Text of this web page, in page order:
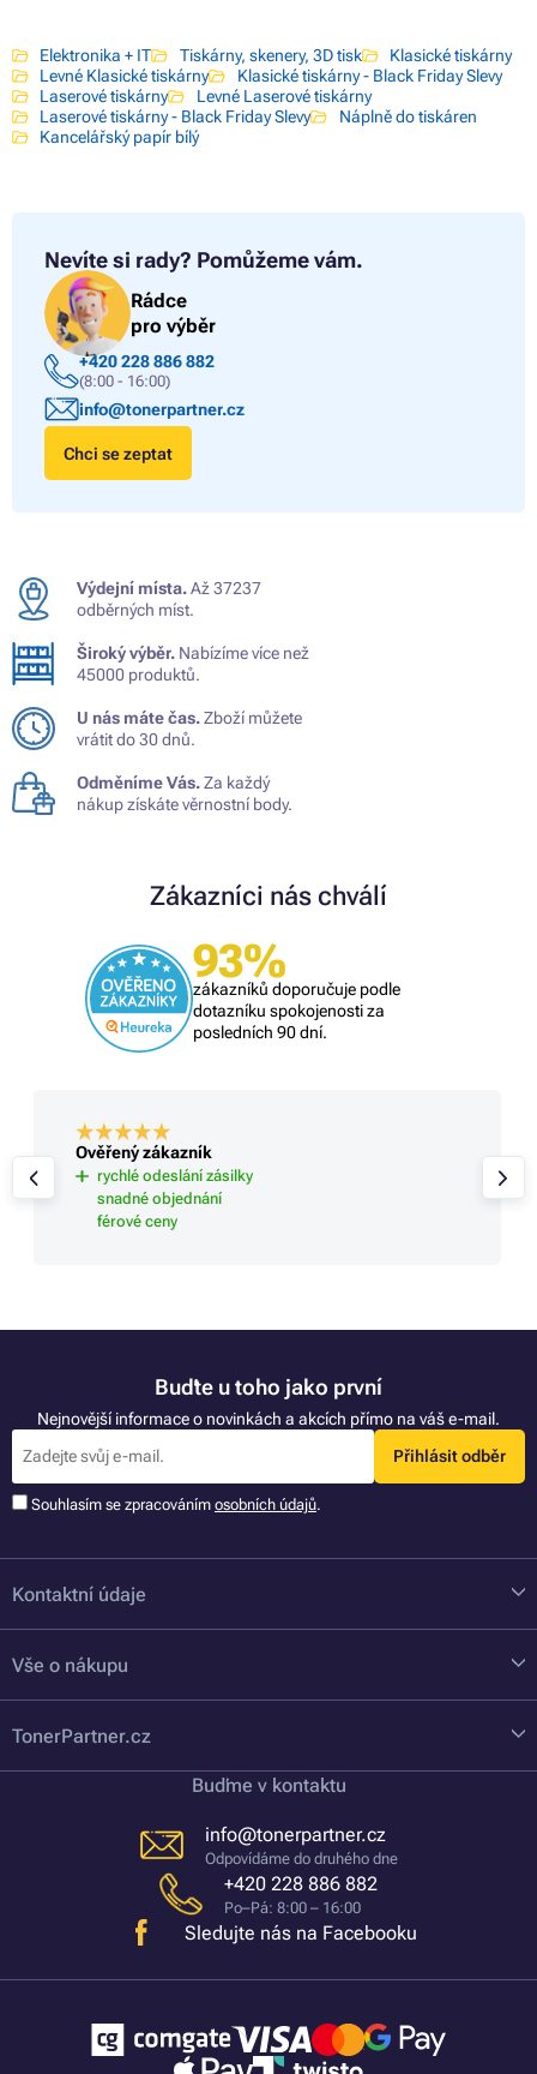
Elektronika + IT Tiskárny, skenery, 3D tisk
Klasické tiskárny
Levné Klasické tiskárny
Klasické tiskárny - Black Friday Slevy
Laserové tiskárny
Levné Laserové tiskárny
Laserové tiskárny - Black Friday Slevy
Náplně do tiskáren
Kancelářský papír bílý
Nevíte si rady? Pomůžeme vám.
Rádce
pro výběr
+420 228 886 882
(8:00 - 16:00)
info@tonerpartner.cz
Chci se zeptat
Výdejní místa.Až 37237
odběrných míst.
Široký výběr. Nabízíme více než
45000 produktů.
U nás máte čas.Zboží můžete
vrátit do 30 dnů.
Odměníme Vás.Za každý
nákup získáte věrnostní body.
Zákazníci nás chválí
93%
zákazníků doporučuje podle
dotazníku spokojenosti za
posledních 90 dní.
Ověřený zákazník
rychlé odeslání zásilky
snadné objednání
férové ceny
Buďte u toho jako první
Nejnovější informace o novinkách a akcích přímo na váš e-mail.
Přihlásit odběr
Souhlasím se zpracováním osobních údajů.
Kontaktní údaje
Vše o nákupu
TonerPartner.cz
Buďme v kontaktu
info@tonerpartner.cz
Odpovídáme do druhého dne
+420 228 886 882
Po–Pá: 8:00 – 16:00
Sledujte nás na Facebooku